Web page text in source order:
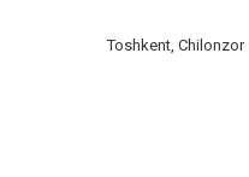
Toshkent, Chilonzor